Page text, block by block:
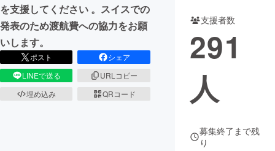
を支援してください 。スイスでの
発表のため渡航費への協力をお願
いします。
ポスト
シェア
LINEで送る
URLコピー
埋め込み
QRコード
支援者数
291
人
募集終了まで残
り